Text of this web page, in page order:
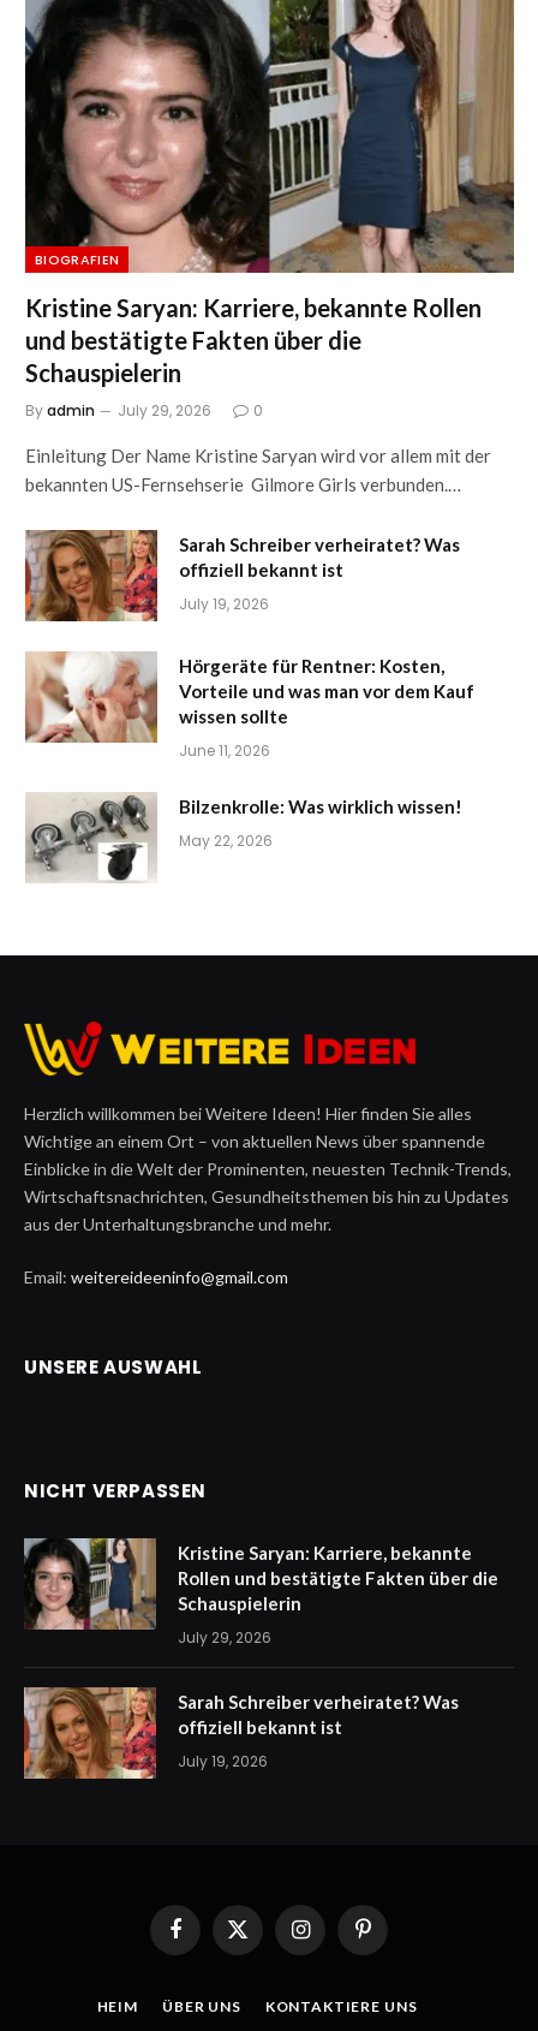
BIOGRAFIEN
Kristine Saryan: Karriere, bekannte Rollen
und bestätigte Fakten über die
Schauspielerin
Byadmin July 29, 2026 0
Einleitung Der Name Kristine Saryan wird vor allem mit der
bekannten US-Fernsehserie Gilmore Girls verbunden.…
Sarah Schreiber verheiratet? Was
offiziell bekannt ist
July 19, 2026
Hörgeräte für Rentner: Kosten,
Vorteile und was man vor dem Kauf
wissen sollte
June 11, 2026
Bilzenkrolle: Was wirklich wissen!
May 22, 2026
Herzlich willkommen bei Weitere Ideen! Hier finden Sie alles
Wichtige an einem Ort – von aktuellen News über spannende
Einblicke in die Welt der Prominenten, neuesten Technik-Trends,
Wirtschaftsnachrichten, Gesundheitsthemen bis hin zu Updates
aus der Unterhaltungsbranche und mehr.
Email: weitereideeninfo@gmail.com
UNSERE AUSWAHL
NICHT VERPASSEN
Kristine Saryan: Karriere, bekannte
Rollen und bestätigte Fakten über die
Schauspielerin
July 29, 2026
Sarah Schreiber verheiratet? Was
offiziell bekannt ist
July 19, 2026
FacebookX
InstagramPinterest
HEIM ÜBER UNS KONTAKTIERE UNS